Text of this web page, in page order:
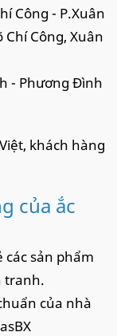
Công - P.Xuân
Chí Công, Xuân
- Phương Đình
khách hàng
của ắc
các sản phẩm
tranh.
của nhà